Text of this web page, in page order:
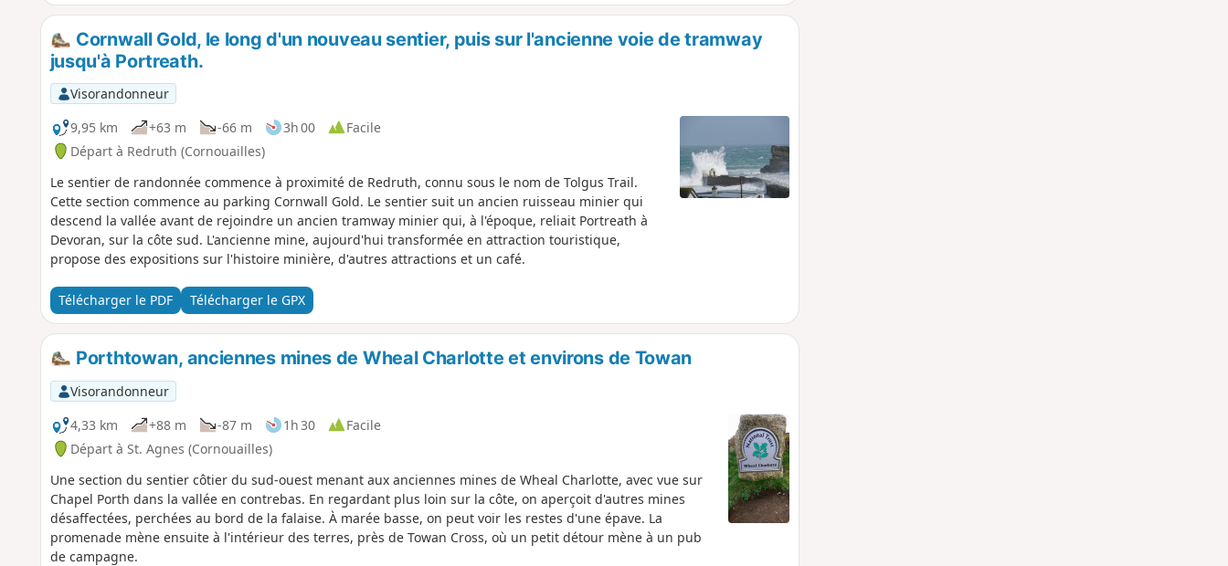
Cornwall Gold, le long d'un nouveau sentier, puis sur l'ancienne voie de tramway
jusqu'à Portreath.
Visorandonneur
9,95 km
+63 m -66 m 3h 00
Facile
Départ à Redruth (Cornouailles)
Le sentier de randonnée commence à proximité de Redruth, connu sous le nom de Tolgus Trail.
Cette section commence au parking Cornwall Gold. Le sentier suit un ancien ruisseau minier qui
descend la vallée avant de rejoindre un ancien tramway minier qui, à l'époque, reliait Portreath à
Devoran, sur la côte sud. L'ancienne mine, aujourd'hui transformée en attraction touristique,
propose des expositions sur l'histoire minière, d'autres attractions et un café.
Télécharger le PDF Télécharger le GPX
Porthtowan, anciennes mines de Wheal Charlotte et environs de Towan
Visorandonneur
4,33 km
+88 m -87 m 1h 30
Facile
Départ à St. Agnes (Cornouailles)
Une section du sentier côtier du sud-ouest menant aux anciennes mines de Wheal Charlotte, avec vue sur
Chapel Porth dans la vallée en contrebas. En regardant plus loin sur la côte, on aperçoit d'autres mines
désaffectées, perchées au bord de la falaise. À marée basse, on peut voir les restes d'une épave. La
promenade mène ensuite à l'intérieur des terres, près de Towan Cross, où un petit détour mène à un pub
de campagne.